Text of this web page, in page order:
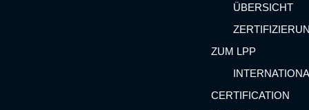
ÜBERSICHT
ZUM LPP
CERTIFICATION